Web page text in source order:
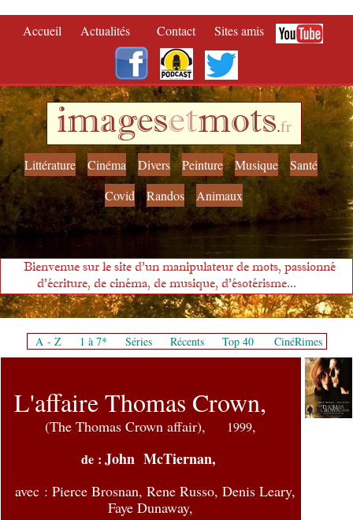
Accueil Actualités Contact Sites amis
imagesetmots.fr
Littérature Cinéma Divers Peinture Musique
Santé
Covid
Randos Animaux
Bienvenue sur le site d'un manipulateur de mots, passionné
d'écriture, de cinéma, de musique, d'ésotérisme...
A - Z 1 à 7* Séries Récents Top 40 CinéRimes
L'affaire Thomas Crown,
(The Thomas Crown affair), 1999,
de :John McTiernan,
avec : Pierce Brosnan, Rene Russo, Denis Leary,
Faye Dunaway,